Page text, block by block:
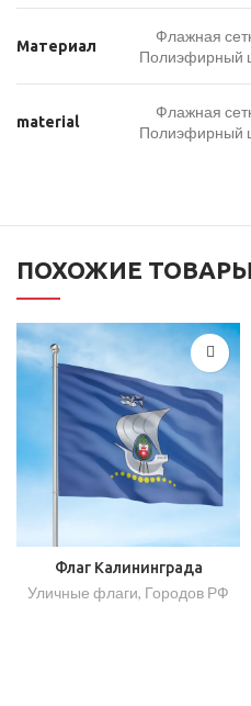
Материал
Флажная
Полиэфирный
material
Флажная
Полиэфирный
ПОХОЖИЕ ТОВАРЫ
Флаг Калининграда
Уличные флаги, Городов РФ